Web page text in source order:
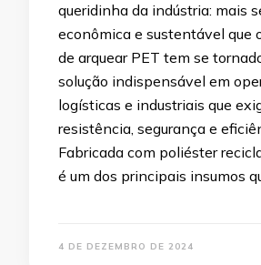
queridinha da indústria: mais
econômica e sustentável que
de arquear PET tem se
solução indispensável em
logísticas e industriais que
resistência, segurança e
Fabricada com poliéster
é um dos principais insumos
4 DE DEZEMBRO DE 2024